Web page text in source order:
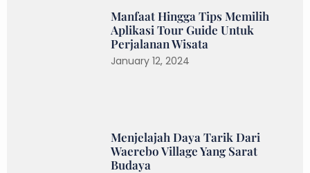
Manfaat Hingga Tips Memilih
Aplikasi Tour Guide Untuk
Perjalanan Wisata
January 12, 2024
Menjelajah Daya Tarik Dari
Waerebo Village Yang Sarat
Budaya